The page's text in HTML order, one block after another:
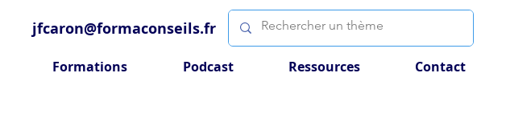
jfcaron@formaconseils.fr
Formations Podcast Ressources Contact